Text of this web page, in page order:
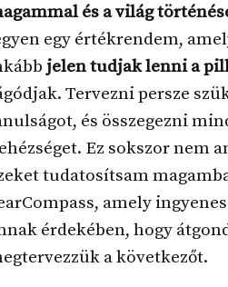
és a világ
egy értékrendem,
jelen tudjak lenni a
Tervezni persze
és összegezni
Ez sokszor nem
tudatosítsam
amely
érdekében, hogy
a következőt.